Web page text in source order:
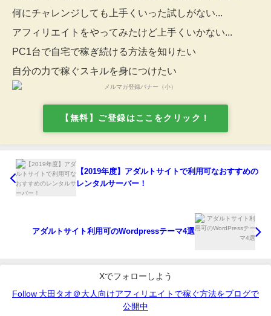
何にチャレンジしても上手くいった試しがない...
アフィリエイトをやってみたけど上手くいかない...
PC1台で自宅で稼ぎ続ける方法を知りたい
自分の力で稼ぐスキルを身につけたい
【無料】ご登録はここをクリック！
【2019年度】アダルトサイトで利用可なおすすめの
レンタルサーバー！
アダルトサイト利用可のWordpressテーマ4選
Xでフォローしよう
Follow 大田タオ＠大人向けアフィリエイトで稼ぐ方法をブログで
公開中